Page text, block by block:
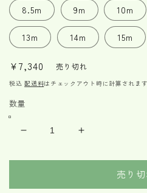
8.5m 9m 10m
13m 14m 15m
通
常
格
¥7,340 売り切れ
税込配送料はチェックアウト時に計算されます
数量
JISⅢ
売り